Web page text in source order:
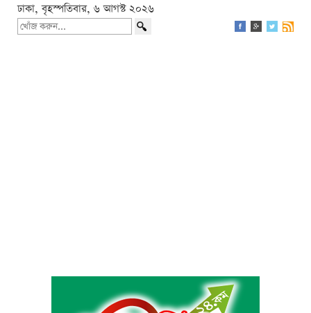
ঢাকা, বৃহস্পতিবার, ৬ আগস্ট ২০২৬